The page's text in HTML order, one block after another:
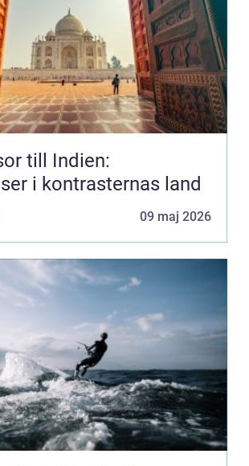
till Indien:
i kontrasternas land
09 maj 2026